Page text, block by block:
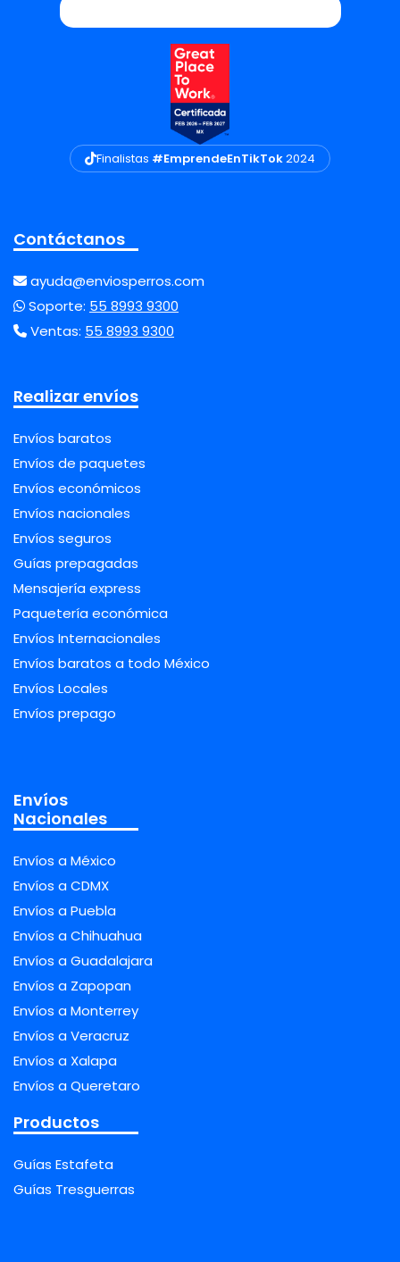
Finalistas #EmprendeEnTikTok2024
Contáctanos
ayuda@enviosperros.com
Soporte: 55 8993 9300
Ventas: 55 8993 9300
Realizar envíos
Envíos baratos
Envíos de paquetes
Envíos económicos
Envíos nacionales
Envíos seguros
Guías prepagadas
Mensajería express
Paquetería económica
Envíos Internacionales
Envíos baratos a todo México
Envíos Locales
Envíos prepago
Envíos
Nacionales
Envíos a México
Envíos a CDMX
Envíos a Puebla
Envíos a Chihuahua
Envíos a Guadalajara
Envíos a Zapopan
Envíos a Monterrey
Envíos a Veracruz
Envíos a Xalapa
Envíos a Queretaro
Productos
Guías Estafeta
Guías Tresguerras